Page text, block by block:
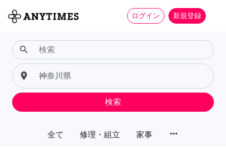
ログイン 新規登録
全て 修理・組立 家事 more_horiz
search
place
検索